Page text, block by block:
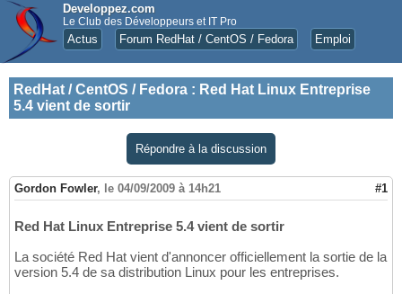
Developpez.com
Le Club des Développeurs et IT Pro
Actus Forum RedHat / CentOS / Fedora Emploi
RedHat / CentOS / Fedora : Red Hat Linux Entreprise
5.4 vient de sortir
Répondre à la discussion
Gordon Fowler, le 04/09/2009 à 14h21 #1
Red Hat Linux Entreprise 5.4 vient de sortir
La société Red Hat vient d'annoncer officiellement la sortie de la
version 5.4 de sa distribution Linux pour les entreprises.